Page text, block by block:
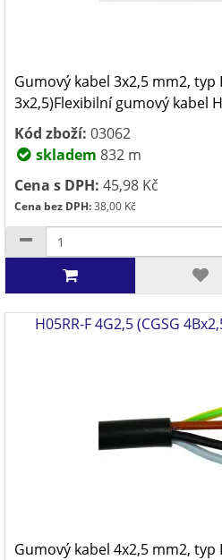
Gumový kabel 3x2,5 mm2, typ
3x2,5)Flexibilní gumový kabel
Kód zboží: 03062
skladem 832 m
Cena s DPH: 45,98 Kč
Cena bez DPH:38,00 Kč
H05RR-F 4G2,5 (CGSG
Gumový kabel 4x2,5 mm2, typ